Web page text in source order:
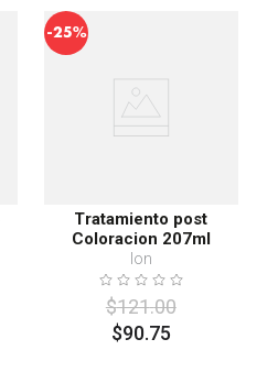
-25%
Tratamiento post
Coloracion 207ml
Ion
$121.00
$90.75